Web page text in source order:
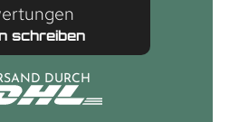
schreiben
DURCH